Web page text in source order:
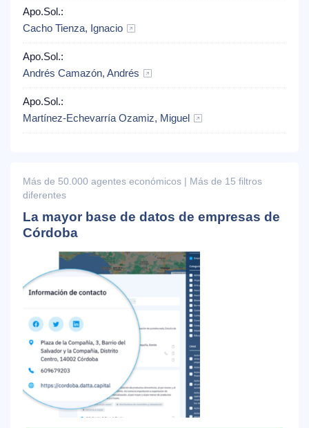
Apo.Sol.:
Cacho Tienza, Ignacio
Apo.Sol.:
Andrés Camazón, Andrés
Apo.Sol.:
Martínez-Echevarría Ozamiz, Miguel
Más de 50.000 agentes económicos | Más de 15 filtros
diferentes
La mayor base de datos de empresas de
Córdoba